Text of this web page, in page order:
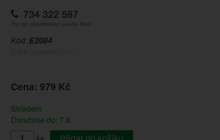
Kód: E2084
Cena: 979 Kč
Skladem
Doručíme do: 7.8.